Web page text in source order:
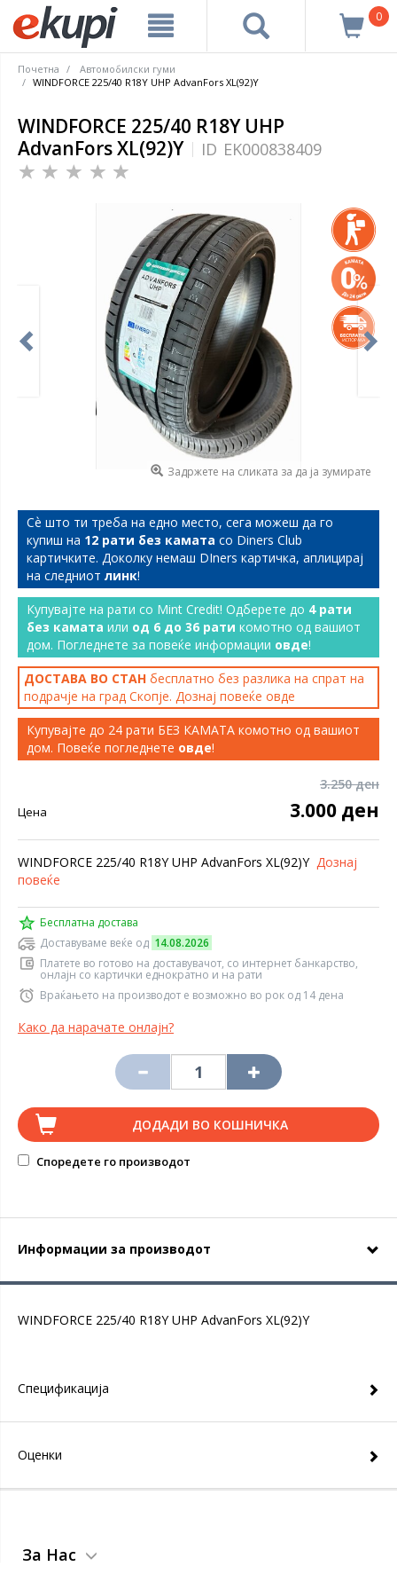
0
Почетна
Автомобилски гуми
WINDFORCE 225/40 R18Y UHP AdvanFors XL(92)Y
WINDFORCE 225/40 R18Y UHP
AdvanFors XL(92)Y
ID EK000838409
Задржете на сликата за да ја зумирате
Сѐ што ти треба на едно место, сега можеш да го
купиш на 12 рати без камата со Diners Club
картичките. Доколку немаш DIners картичка, аплицирај
на следниот линк!
Купувајте на рати со Mint Credit! Одберете до 4 рати
без камата или од 6 до 36 рати комотно од вашиот
дом. Погледнете за повеќе информации овде!
ДОСТАВА ВО СТАН бесплатно без разлика на спрат на
подрачје на град Скопје. Дознај повеќе овде
Купувајте до 24 рати БЕЗ КАМАТА комотно од вашиот
дом. Повеќе погледнете овде!
3.250 ден
Цена 3.000 ден
WINDFORCE 225/40 R18Y UHP AdvanFors XL(92)Y Дознај
повеќе
Бесплатна достава
Доставуваме веќе од 14.08.2026
Платете во готово на доставувачот, со интернет банкарство,
онлајн со картички еднократно и на рати
Враќањето на производот е возможно во рок од 14 дена
Како да нарачате онлајн?
ДОДАДИ ВО КОШНИЧКА
Споредете го производот
Информации за производот
WINDFORCE 225/40 R18Y UHP AdvanFors XL(92)Y
Спецификација
Оценки
За Нас